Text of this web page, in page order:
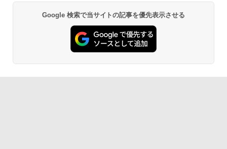
BUNDOK(バンドック)ソロ ドーム 1 EX BDK
-08EX カーキ ソロキャンプ ポリエステル フ
レーム テント
￥14,800
Google 検索で当サイトの記事を優先表示させる